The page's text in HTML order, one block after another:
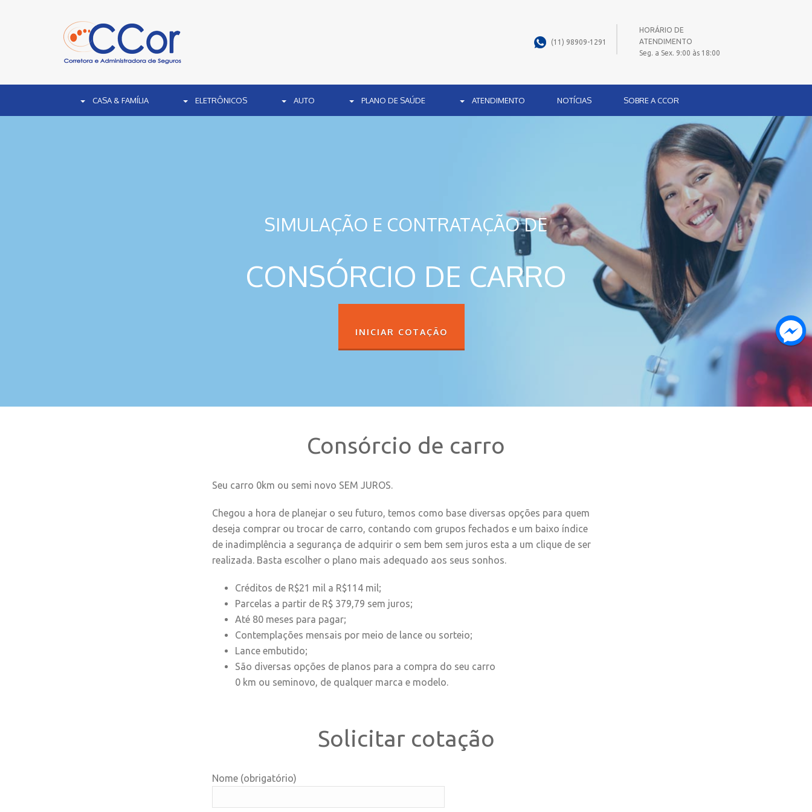
(11) 98909-1291
HORÁRIO DE
ATENDIMENTO
Seg. a Sex. 9:00 às 18:00
CASA & FAMÍLIA ELETRÔNICOS AUTO PLANO DE SAÚDE ATENDIMENTO NOTÍCIAS SOBRE A CCOR
SIMULAÇÃO E CONTRATAÇÃO DE
CONSÓRCIO DE CARRO
INICIAR COTAÇÃO
Consórcio de carro
Seu carro 0km ou semi novo SEM JUROS.
Chegou a hora de planejar o seu futuro, temos como base diversas opções para quem
deseja comprar ou trocar de carro, contando com grupos fechados e um baixo índice
de inadimplência a segurança de adquirir o sem bem sem juros esta a um clique de ser
realizada. Basta escolher o plano mais adequado aos seus sonhos.
Créditos de R$21 mil a R$114 mil;
Parcelas a partir de R$ 379,79 sem juros;
Até 80 meses para pagar;
Contemplações mensais por meio de lance ou sorteio;
Lance embutido;
São diversas opções de planos para a compra do seu carro
0 km ou seminovo, de qualquer marca e modelo.
Solicitar cotação
Nome (obrigatório)